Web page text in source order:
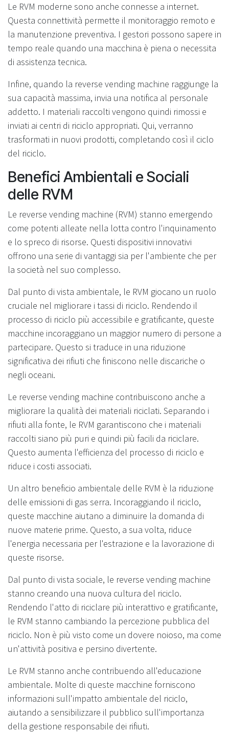
Le RVM moderne sono anche connesse a internet.
Questa connettività permette il monitoraggio remoto e
la manutenzione preventiva. I gestori possono sapere in
tempo reale quando una macchina è piena o necessita
di assistenza tecnica.
Infine, quando la reverse vending machine raggiunge la
sua capacità massima, invia una notifica al personale
addetto. I materiali raccolti vengono quindi rimossi e
inviati ai centri di riciclo appropriati. Qui, verranno
trasformati in nuovi prodotti, completando così il ciclo
del riciclo.
Benefici Ambientali e Sociali
delle RVM
Le reverse vending machine (RVM) stanno emergendo
come potenti alleate nella lotta contro l'inquinamento
e lo spreco di risorse. Questi dispositivi innovativi
offrono una serie di vantaggi sia per l'ambiente che per
la società nel suo complesso.
Dal punto di vista ambientale, le RVM giocano un ruolo
cruciale nel migliorare i tassi di riciclo. Rendendo il
processo di riciclo più accessibile e gratificante, queste
macchine incoraggiano un maggior numero di persone a
partecipare. Questo si traduce in una riduzione
significativa dei rifiuti che finiscono nelle discariche o
negli oceani.
Le reverse vending machine contribuiscono anche a
migliorare la qualità dei materiali riciclati. Separando i
rifiuti alla fonte, le RVM garantiscono che i materiali
raccolti siano più puri e quindi più facili da riciclare.
Questo aumenta l'efficienza del processo di riciclo e
riduce i costi associati.
Un altro beneficio ambientale delle RVM è la riduzione
delle emissioni di gas serra. Incoraggiando il riciclo,
queste macchine aiutano a diminuire la domanda di
nuove materie prime. Questo, a sua volta, riduce
l'energia necessaria per l'estrazione e la lavorazione di
queste risorse.
Dal punto di vista sociale, le reverse vending machine
stanno creando una nuova cultura del riciclo.
Rendendo l'atto di riciclare più interattivo e gratificante,
le RVM stanno cambiando la percezione pubblica del
riciclo. Non è più visto come un dovere noioso, ma come
un'attività positiva e persino divertente.
Le RVM stanno anche contribuendo all'educazione
ambientale. Molte di queste macchine forniscono
informazioni sull'impatto ambientale del riciclo,
aiutando a sensibilizzare il pubblico sull'importanza
della gestione responsabile dei rifiuti.